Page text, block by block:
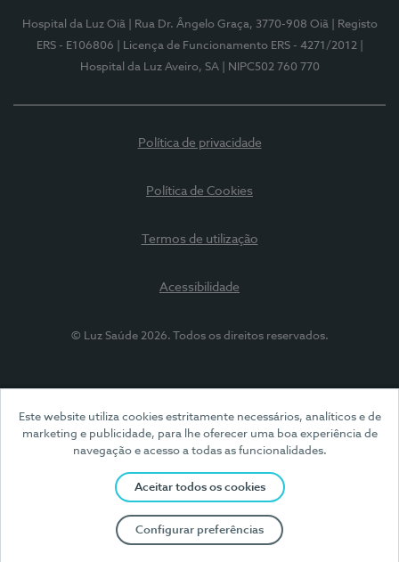
Este website utiliza cookies estritamente necessários, analíticos e de
marketing e publicidade, para lhe oferecer uma boa experiência de
navegação e acesso a todas as funcionalidades.
Aceitar todos os cookies
Configurar preferências
Hospital da Luz Oiã | Rua Dr. Ângelo Graça, 3770-908 Oiã
| Registo
ERS - E106806
| Licença de Funcionamento ERS - 4271/2012
Hospital da Luz Aveiro, SA
| NIPC502 760 770
Política de privacidade
Política de Cookies
Termos de utilização
Acessibilidade
© Luz Saúde 2026. Todos os direitos reservados.